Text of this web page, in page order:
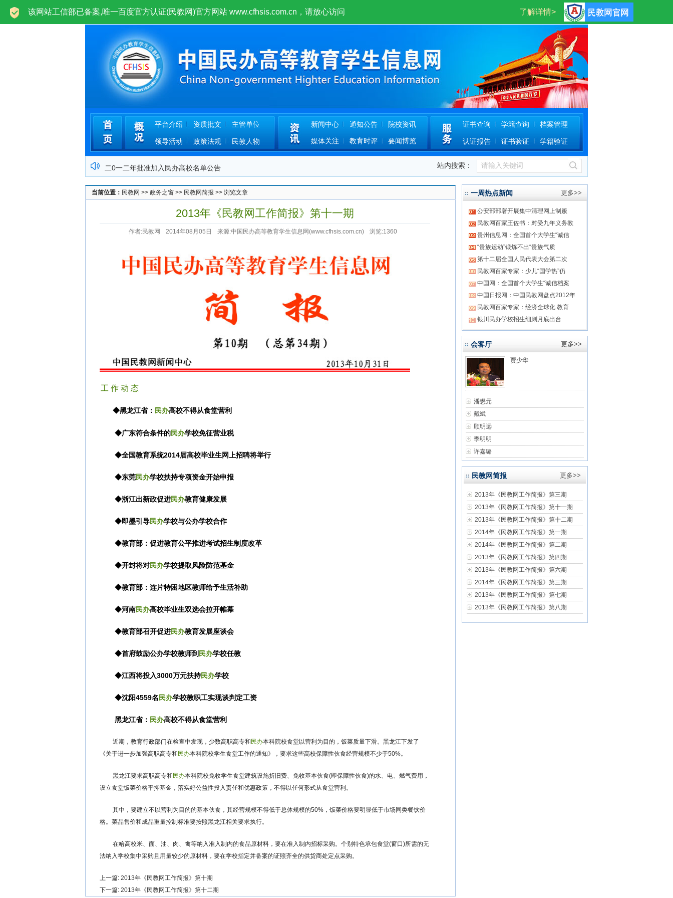
欢迎光临中国民办高等教育学生信息网(民教网)www.cfhsis.com.cn！ 登录 注册
平台介绍 资质批文 主管单位
领导活动 政策法规 民教人物
新闻中心 通知公告 院校资讯
媒体关注 教育时评 要闻博览
证书查询 学籍查询 档案管理
认证报告 证书验证 学籍验证
二0一二年批准加入民办高校名单公告
中国民办高等教育学生信息网运营公告
关于民办高校学业证书网上查询管理办法
关于批准四川机电工程专修学院加入本平台的公告
关于非法网站仿冒我司民教网严正声明
中国民办高等教育信息网公告更换域名公告
站内搜索：
当前位置： 民教网 >> 政务之窗 >> 民教网简报 >> 浏览文章
2013年《民教网工作简报》第十一期
作者:民教网 2014年08月05日 来源:中国民办高等教育学生信息网(www.cfhsis.com.cn) 浏览:1360
工 作 动 态
◆黑龙江省： 民办高校不得从食堂营利
◆广东符合条件的民办学校免征营业税
◆全国教育系统2014届高校毕业生网上招聘将举行
◆东莞民办学校扶持专项资金开始申报
◆浙江出新政促进民办教育健康发展
◆即墨引导民办学校与公办学校合作
◆教育部：促进教育公平推进考试招生制度改革
◆开封将对民办学校提取风险防范基金
◆教育部：连片特困地区教师给予生活补助
◆河南民办高校毕业生双选会拉开帷幕
◆教育部召开促进民办教育发展座谈会
◆首府鼓励公办学校教师到 民办学校任教
◆江西将投入3000万元扶持民办学校
◆沈阳4559名民办学校教职工实现谈判定工资
黑龙江省： 民办高校不得从食堂营利
近期，教育行政部门在检查中发现，少数高职高专和 民办本科院校食堂以营利为目的，饭菜质量下滑。黑龙江下发了
《关于进一步加强高职高专和 民办本科院校学生食堂工作的通知》，要求这些高校保障性伙食经营规模不少于50%。
黑龙江要求高职高专和 民办本科院校免收学生食堂建筑设施折旧费、免收基本伙食(即保障性伙食)的水、电、燃气费用，
设立食堂饭菜价格平抑基金，落实好公益性投入责任和优惠政策，不得以任何形式从食堂营利。
其中，要建立不以营利为目的的基本伙食，其经营规模不得低于总体规模的50%，饭菜价格要明显低于市场同类餐饮价
格。菜品售价和成品重量控制标准要按照黑龙江相关要求执行。
在哈高校米、面、油、肉、禽等纳入准入制内的食品原材料，要在准入制内招标采购。个别特色承包食堂(窗口)所需的无
法纳入学校集中采购且用量较少的原材料，要在学校指定并备案的证照齐全的供货商处定点采购。
上一篇: 2013年《民教网工作简报》第十期
下一篇: 2013年《民教网工作简报》第十二期
更多>>
一周热点新闻
公安部部署开展集中清理网上制贩
民教网百家王佐书：对受九年义务教
贵州信息网：全国首个大学生“诚信
“贵族运动”锻炼不出“贵族气质
第十二届全国人民代表大会第二次
民教网百家专家：少儿“国学热”仍
中国网：全国首个大学生“诚信档案
中国日报网：中国民教网盘点2012年
民教网百家专家：经济全球化 教育
银川民办学校招生细则月底出台
更多>>
会客厅
贾少华
潘懋元
戴斌
顾明远
季明明
许嘉璐
更多>>
民教网简报
2013年《民教网工作简报》第三期
2013年《民教网工作简报》第十一期
2013年《民教网工作简报》第十二期
2014年《民教网工作简报》第一期
2014年《民教网工作简报》第二期
2013年《民教网工作简报》第四期
2013年《民教网工作简报》第六期
2014年《民教网工作简报》第三期
2013年《民教网工作简报》第七期
2013年《民教网工作简报》第八期